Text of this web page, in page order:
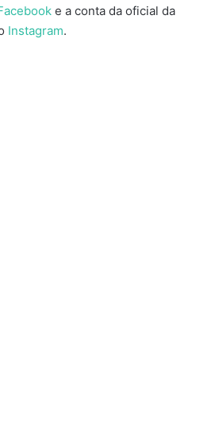
e a conta da oficial da
Instagram.